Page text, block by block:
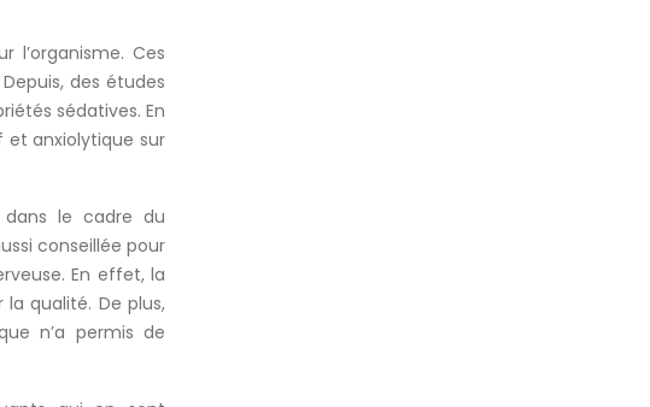
l’organisme. Ces
des études
sédatives. En
et anxiolytique sur
dans le cadre du
conseillée pour
En effet, la
qualité. De plus,
n’a permis de